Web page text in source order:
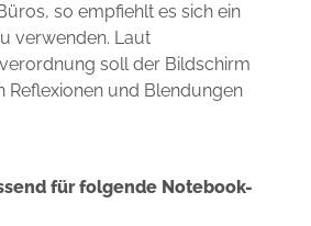
so empfiehlt es sich ein
verwenden. Laut
soll der Bildschirm
Reflexionen und Blendungen
für folgende Notebook-